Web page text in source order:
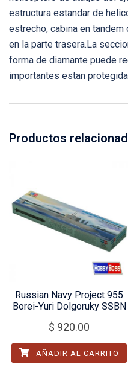
estructura estandar de
estrecho, cabina en
en la parte trasera.La
forma de diamante puede
importantes estan
Productos
Russian Navy Project 955
Borei-Yuri Dolgoruky SSBN
$ 920.00
AÑADIR AL CARRITO